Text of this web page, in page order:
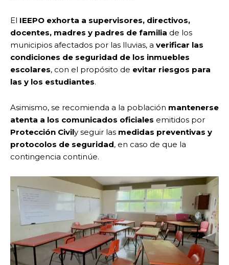
El IEEPO exhorta a supervisores, directivos,
docentes, madres y padres de familia de los
municipios afectados por las lluvias, a verificar las
condiciones de seguridad de los inmuebles
escolares, con el propósito de evitar riesgos para
las y los estudiantes.
Asimismo, se recomienda a la población mantenerse
atenta a los comunicados oficiales emitidos por
Protección Civily seguir las medidas preventivas y
protocolos de seguridad, en caso de que la
contingencia continúe.